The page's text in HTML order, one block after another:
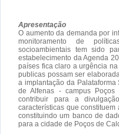
Apresentação
O aumento da demanda por
monitoramento de
socioambientais tem sido
estabelecimento da Agenda
países fica claro a urgência
publicas possam ser
a implantação da
de Alfenas - campus
contribuir para a
características que
constituindo um banco de
para a cidade de Poços de